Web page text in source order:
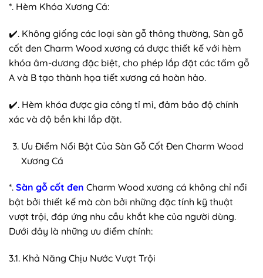
*. Hèm Khóa Xương Cá:
✔️. Không giống các loại sàn gỗ thông thường, Sàn gỗ
cốt đen Charm Wood xương cá được thiết kế với hèm
khóa âm-dương đặc biệt, cho phép lắp đặt các tấm gỗ
A và B tạo thành họa tiết xương cá hoàn hảo.
✔️. Hèm khóa được gia công tỉ mỉ, đảm bảo độ chính
xác và độ bền khi lắp đặt.
Ưu Điểm Nổi Bật Của Sàn Gỗ Cốt Đen Charm Wood
Xương Cá
*. Sàn gỗ cốt đen Charm Wood xương cá không chỉ nổi
bật bởi thiết kế mà còn bởi những đặc tính kỹ thuật
vượt trội, đáp ứng nhu cầu khắt khe của người dùng.
Dưới đây là những ưu điểm chính:
3.1. Khả Năng Chịu Nước Vượt Trội